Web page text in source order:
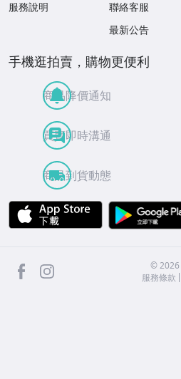
服務說明
聯絡客服
最新公告
手機逛拍賣，購物更便利
商品降價通知
買賣即時溝通
商品到貨動態
APP Store
facebook ©2026
服務條款